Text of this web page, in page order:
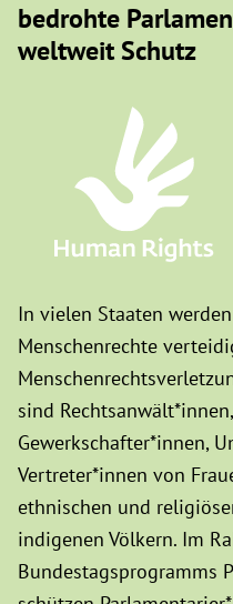
bedrohte
weltweit Schutz
In vielen Staaten
Menschenrechte
sind
Gewerkschafter*innen,
Vertreter*innen von
ethnischen und
indigenen Völkern. Im
Bundestagsprogramms